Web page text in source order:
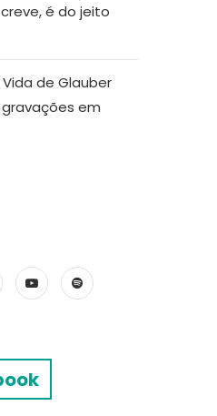
é do jeito
Vida de Glauber
em